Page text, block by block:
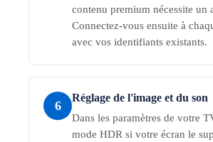
contenu premium nécessite un
Connectez-vous ensuite à
avec vos identifiants existants.
6
Réglage de l'image et du son
Dans les paramètres de votre
mode HDR si votre écran le